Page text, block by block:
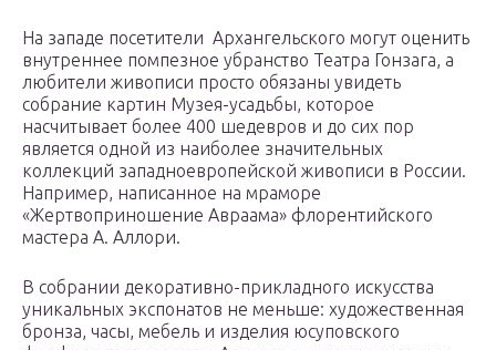
На западе посетители Архангельского могут оценить
внутреннее помпезное убранство Театра Гонзага, а
любители живописи просто обязаны увидеть
собрание картин Музея-усадьбы, которое
насчитывает более 400 шедевров и до сих пор
является одной из наиболее значительных
коллекций западноевропейской живописи в России.
Например, написанное на мраморе
«Жертвоприношение Авраама» флорентийского
мастера А. Аллори.
В собрании декоративно-прикладного искусства
уникальных экспонатов не меньше: художественная
бронза, часы, мебель и изделия юсуповского